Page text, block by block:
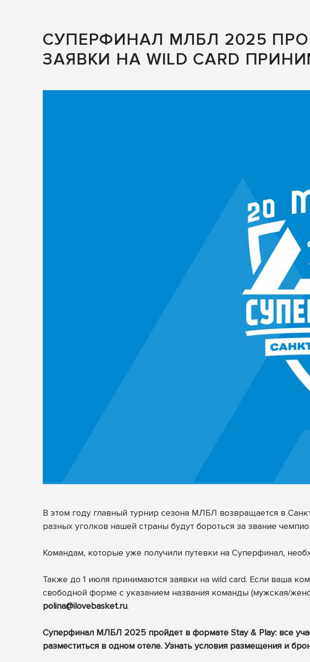
СУПЕРФИНАЛ МЛБЛ 2025
ЗАЯВКИ НА WILD CARD
В этом году главный турнир сезона МЛБЛ возвращается в
разных уголков нашей страны будут бороться за звание
Командам, которые уже получили путевки на Суперфинал,
Также до 1 июля принимаются заявки на wild card. Если ваша
свободной форме с указанием названия команды (мужская/
polina@ilovebasket.ru.
Суперфинал МЛБЛ 2025 пройдет в формате Stay & Play: все
разместиться в одном отеле. Узнать условия размещения и